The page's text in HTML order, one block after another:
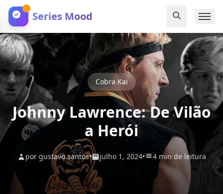
Series Mood
Cobra Kai
Johnny Lawrence: De Vilão
a Herói
por gustavo.santos• julho 1, 2024• 4 min de leitura